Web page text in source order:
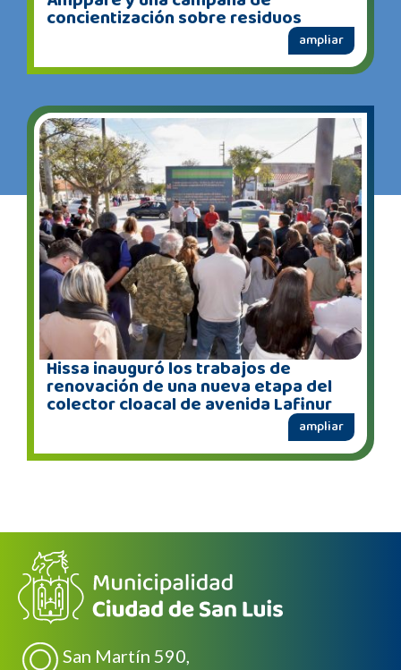
concientización sobre residuos
ampliar
Hissa inauguró los trabajos de
renovación de una nueva etapa del
colector cloacal de avenida Lafinur
ampliar
San Martín 590,